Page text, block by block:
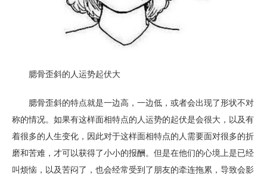
腮骨歪斜的人运势起伏大
腮骨歪斜的特点就是一边高，一边低，或者会出现了形状不对
称的情况。如果有这样面相特点的人运势的起伏是会很大，以及有
着很多的人生变化，因此对于这样面相特点的人需要面对很多的折
磨和苦难，才可以获得了小小的报酬。但是在他们的心境上是已经
叫烦恼，以及苦闷了，也会经常受到了朋友的牵连拖累，导致会影